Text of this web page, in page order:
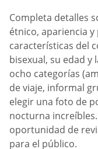
Completa detalles
étnico, apariencia
características del
bisexual, su edad y
ocho categorías
de viaje, informal
elegir una foto de
nocturna
oportunidad de
para el público.